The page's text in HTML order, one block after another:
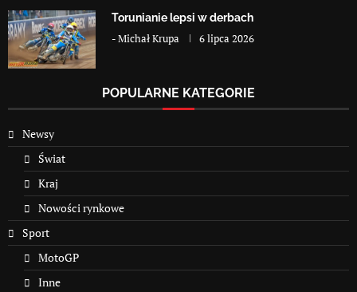
Torunianie lepsi w derbach
-Michał Krupa 6 lipca 2026
POPULARNE KATEGORIE
Newsy
Świat
Kraj
Nowości rynkowe
Sport
MotoGP
Inne